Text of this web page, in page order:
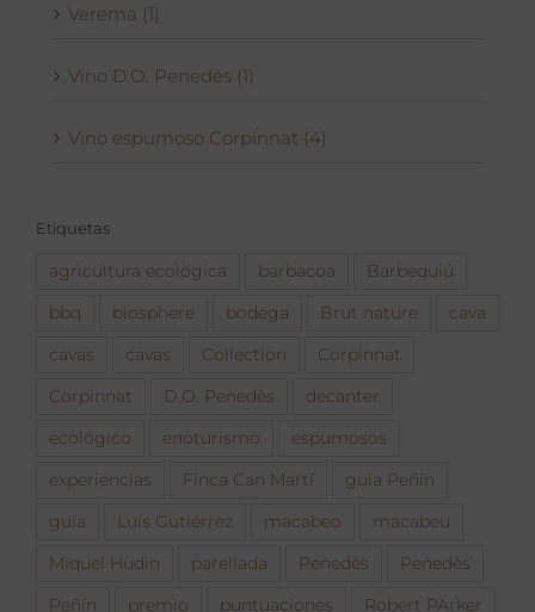
Verema (1)
Vino D.O. Penedès (1)
Vino espumoso Corpinnat (4)
Etiquetas
agricultura ecològica barbacoa Barbequiú
bbq biosphere bodega Brut nature cava
cavas cavas Collection Corpinnat
Corpinnat D.O. Penedès decanter
ecológico enoturismo espumosos
experiencias Finca Can Martí guia Peñín
guía Luís Gutiérrez macabeo macabeu
Miquel Hudin parellada Penedès Penedès
Peñín premio puntuaciones Robert PArker